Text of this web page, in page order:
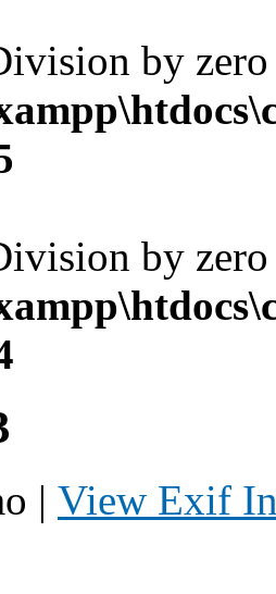
by
by
| View Exif